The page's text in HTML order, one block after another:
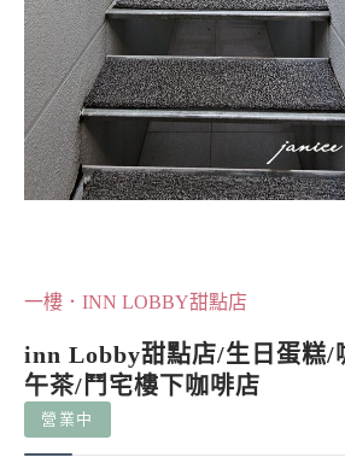
一樓．INN LOBBY甜點店
inn Lobby甜點店/生日蛋糕/
午茶/鬥宅樓下咖啡店
營業中